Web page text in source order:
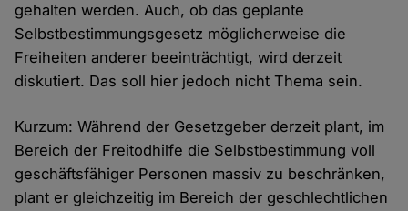
gehalten werden. Auch, ob das geplante
Selbstbestimmungsgesetz möglicherweise die
Freiheiten anderer beeinträchtigt, wird derzeit
diskutiert. Das soll hier jedoch nicht Thema sein.
Kurzum: Während der Gesetzgeber derzeit plant, im
Bereich der Freitodhilfe die Selbstbestimmung voll
geschäftsfähiger Personen massiv zu beschränken,
plant er gleichzeitig im Bereich der geschlechtlichen